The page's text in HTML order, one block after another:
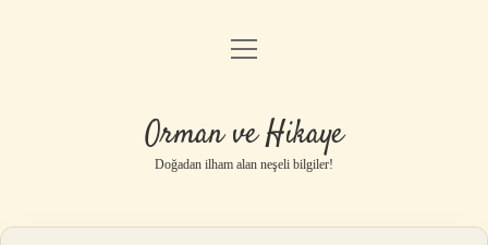
Anasayfa
Yasal Uyarı
menüyü
Orman ve Hikaye
Doğadan ilham alan neşeli bilgiler!